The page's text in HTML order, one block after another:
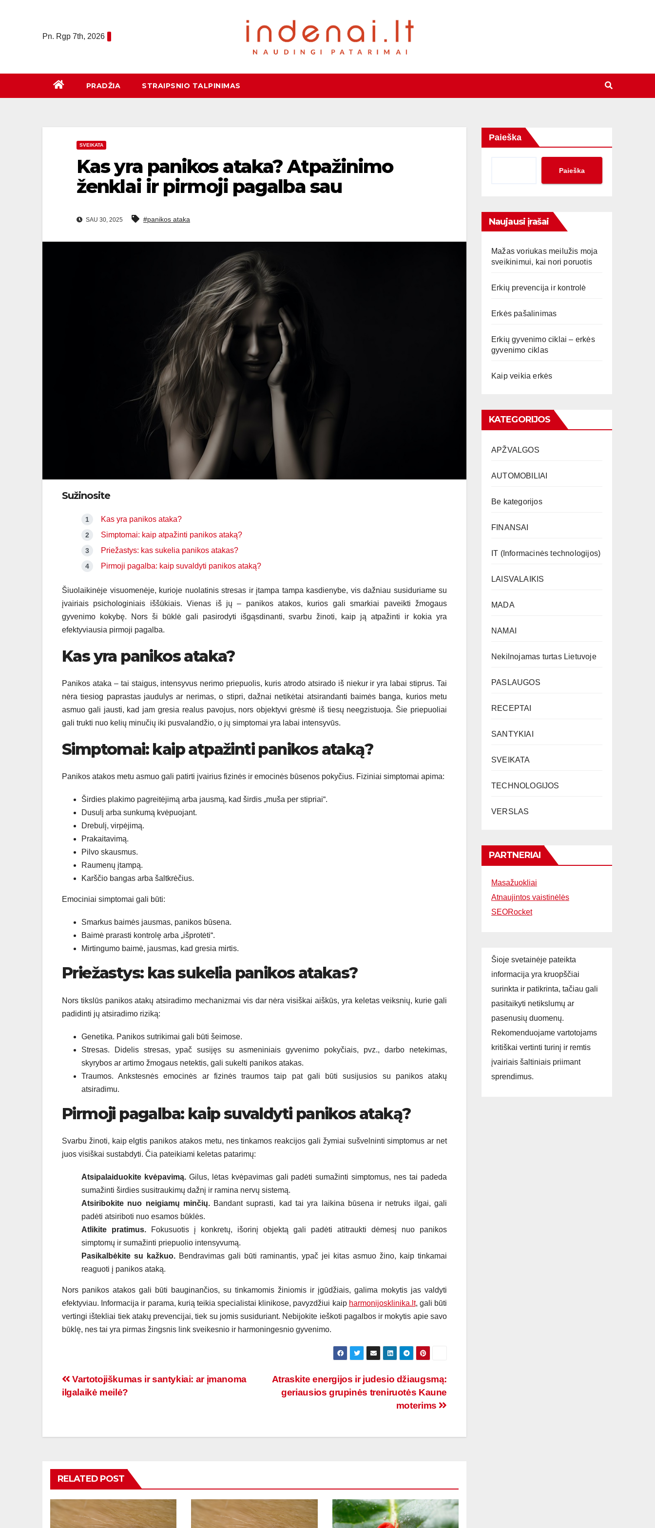
Pn. Rgp 7th, 2026
PRADŽIA STRAIPSNIO TALPINIMAS
SVEIKATA
Kas yra panikos ataka? Atpažinimo
ženklai ir pirmoji pagalba sau
SAU 30, 2025 #panikos ataka
Sužinosite
Kas yra panikos ataka?
Simptomai: kaip atpažinti panikos ataką?
Priežastys: kas sukelia panikos atakas?
Pirmoji pagalba: kaip suvaldyti panikos ataką?
Šiuolaikinėje visuomenėje, kurioje nuolatinis stresas ir įtampa tampa kasdienybe, vis dažniau susiduriame su
įvairiais psichologiniais iššūkiais. Vienas iš jų – panikos atakos, kurios gali smarkiai paveikti žmogaus
gyvenimo kokybę. Nors ši būklė gali pasirodyti išgąsdinanti, svarbu žinoti, kaip ją atpažinti ir kokia yra
efektyviausia pirmoji pagalba.
Kas yra panikos ataka?
Panikos ataka – tai staigus, intensyvus nerimo priepuolis, kuris atrodo atsirado iš niekur ir yra labai stiprus. Tai
nėra tiesiog paprastas jaudulys ar nerimas, o stipri, dažnai netikėtai atsirandanti baimės banga, kurios metu
asmuo gali jausti, kad jam gresia realus pavojus, nors objektyvi grėsmė iš tiesų neegzistuoja. Šie priepuoliai
gali trukti nuo kelių minučių iki pusvalandžio, o jų simptomai yra labai intensyvūs.
Simptomai: kaip atpažinti panikos ataką?
Panikos atakos metu asmuo gali patirti įvairius fizinės ir emocinės būsenos pokyčius. Fiziniai simptomai apima:
Širdies plakimo pagreitėjimą arba jausmą, kad širdis „muša per stipriai“.
Dusulį arba sunkumą kvėpuojant.
Drebulį, virpėjimą.
Prakaitavimą.
Pilvo skausmus.
Raumenų įtampą.
Karščio bangas arba šaltkrėčius.
Emociniai simptomai gali būti:
Smarkus baimės jausmas, panikos būsena.
Baimė prarasti kontrolę arba „išprotėti“.
Mirtingumo baimė, jausmas, kad gresia mirtis.
Priežastys: kas sukelia panikos atakas?
Nors tikslūs panikos atakų atsiradimo mechanizmai vis dar nėra visiškai aiškūs, yra keletas veiksnių, kurie gali
padidinti jų atsiradimo riziką:
Genetika. Panikos sutrikimai gali būti šeimose.
Stresas. Didelis stresas, ypač susijęs su asmeniniais gyvenimo pokyčiais, pvz., darbo netekimas,
skyrybos ar artimo žmogaus netektis, gali sukelti panikos atakas.
Traumos. Ankstesnės emocinės ar fizinės traumos taip pat gali būti susijusios su panikos atakų
atsiradimu.
Pirmoji pagalba: kaip suvaldyti panikos ataką?
Svarbu žinoti, kaip elgtis panikos atakos metu, nes tinkamos reakcijos gali žymiai sušvelninti simptomus ar net
juos visiškai sustabdyti. Čia pateikiami keletas patarimų:
Atsipalaiduokite kvėpavimą.Gilus, lėtas kvėpavimas gali padėti sumažinti simptomus, nes tai padeda
sumažinti širdies susitraukimų dažnį ir ramina nervų sistemą.
Atsiribokite nuo neigiamų minčių.Bandant suprasti, kad tai yra laikina būsena ir netruks ilgai, gali
padėti atsiriboti nuo esamos būklės.
Atlikite pratimus. Fokusuotis į konkretų, išorinį objektą gali padėti atitraukti dėmesį nuo panikos
simptomų ir sumažinti priepuolio intensyvumą.
Pasikalbėkite su kažkuo. Bendravimas gali būti raminantis, ypač jei kitas asmuo žino, kaip tinkamai
reaguoti į panikos ataką.
Nors panikos atakos gali būti bauginančios, su tinkamomis žiniomis ir įgūdžiais, galima mokytis jas valdyti
efektyviau. Informacija ir parama, kurią teikia specialistai klinikose, pavyzdžiui kaip harmonijosklinika.lt, gali būti
vertingi ištekliai tiek atakų prevencijai, tiek su jomis susiduriant. Nebijokite ieškoti pagalbos ir mokytis apie savo
būklę, nes tai yra pirmas žingsnis link sveikesnio ir harmoningesnio gyvenimo.
Navigacija
tarp
Atraskite energijos ir judesio džiaugsmą:
geriausios grupinės treniruotės Kaune
moterims
Vartotojiškumas ir santykiai: ar įmanoma
ilgalaikė meilė?
RELATED POST
Paieška
Paieška
Naujausi įrašai
Mažas voriukas meilužis moja
sveikinimui, kai nori poruotis
Erkių prevencija ir kontrolė
Erkės pašalinimas
Erkių gyvenimo ciklai – erkės
gyvenimo ciklas
Kaip veikia erkės
KATEGORIJOS
APŽVALGOS
AUTOMOBILIAI
Be kategorijos
FINANSAI
IT (Informacinės technologijos)
LAISVALAIKIS
MADA
NAMAI
Nekilnojamas turtas Lietuvoje
PASLAUGOS
RECEPTAI
SANTYKIAI
SVEIKATA
TECHNOLOGIJOS
VERSLAS
PARTNERIAI
Masažuokliai
Atnaujintos vaistinėlės
SEORocket
Šioje svetainėje pateikta
informacija yra kruopščiai
surinkta ir patikrinta, tačiau gali
pasitaikyti netikslumų ar
pasenusių duomenų.
Rekomenduojame vartotojams
kritiškai vertinti turinį ir remtis
įvairiais šaltiniais priimant
sprendimus.